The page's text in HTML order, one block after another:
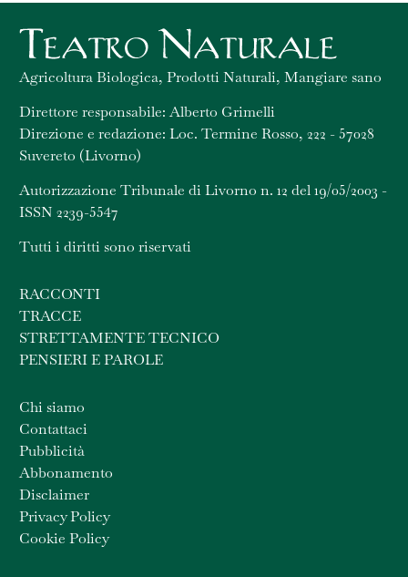
Agricoltura Biologica, Prodotti Naturali, Mangiare sano
Direttore responsabile: Alberto Grimelli
Direzione e redazione: Loc. Termine Rosso, 222 - 57028
Suvereto (Livorno)
Autorizzazione Tribunale di Livorno n. 12 del 19/05/2003 -
ISSN 2239-5547
Tutti i diritti sono riservati
RACCONTI
TRACCE
STRETTAMENTE TECNICO
PENSIERI E PAROLE
Chi siamo
Contattaci
Pubblicità
Abbonamento
Disclaimer
Privacy Policy
Cookie Policy